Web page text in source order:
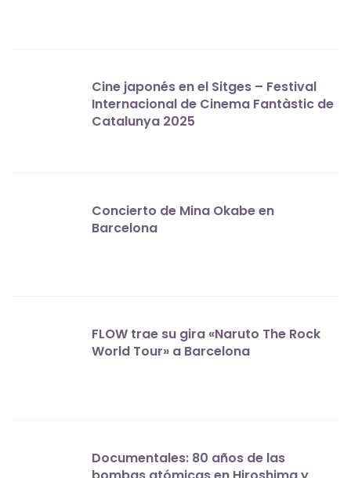
Cine japonés en el Sitges – Festival
Internacional de Cinema Fantàstic de
Catalunya 2025
Concierto de Mina Okabe en
Barcelona
FLOW trae su gira «Naruto The Rock
World Tour» a Barcelona
Documentales: 80 años de las